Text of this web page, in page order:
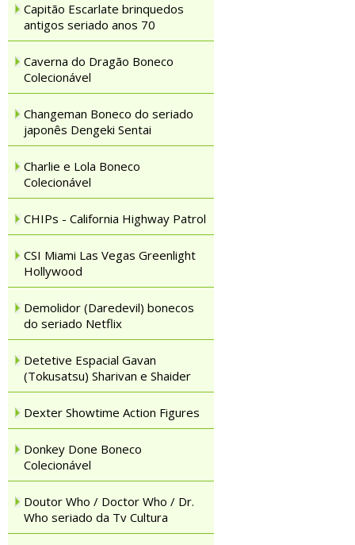
Capitão Escarlate brinquedos
antigos seriado anos 70
Caverna do Dragão Boneco
Colecionável
Changeman Boneco do seriado
japonês Dengeki Sentai
Charlie e Lola Boneco
Colecionável
CHIPs - California Highway Patrol
CSI Miami Las Vegas Greenlight
Hollywood
Demolidor (Daredevil) bonecos
do seriado Netflix
Detetive Espacial Gavan
(Tokusatsu) Sharivan e Shaider
Dexter Showtime Action Figures
Donkey Done Boneco
Colecionável
Doutor Who / Doctor Who / Dr.
Who seriado da Tv Cultura